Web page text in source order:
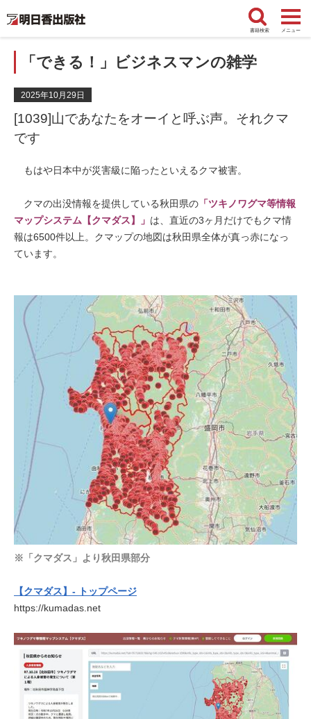
書籍検索 メニュー
「できる！」ビジネスマンの雑学
2025年10月29日
[1039]山であなたをオーイと呼ぶ声。それクマ
です
もはや日本中が災害級に陥ったといえるクマ被害。
クマの出没情報を提供している秋田県の 「ツキノワグマ等情報
マップシステム【クマダス】」 は、直近の3ヶ月だけでもクマ情
報は6500件以上。クマップの地図は秋田県全体が真っ赤になっ
ています。
※「クマダス」より秋田県部分
【クマダス】- トップページ
https://kumadas.net